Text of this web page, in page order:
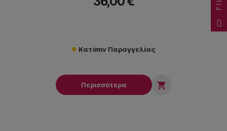
Κατόπιν Παραγγελίας
Περισσότερα 